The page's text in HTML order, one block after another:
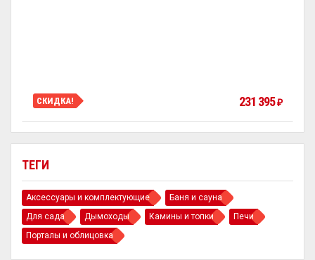
ТЕГИ
Аксессуары и комплектующие
Баня и сауна
Для сада
Дымоходы Камины и топки
Печи
Порталы и облицовка
СКИДКА! 231 395 ₽